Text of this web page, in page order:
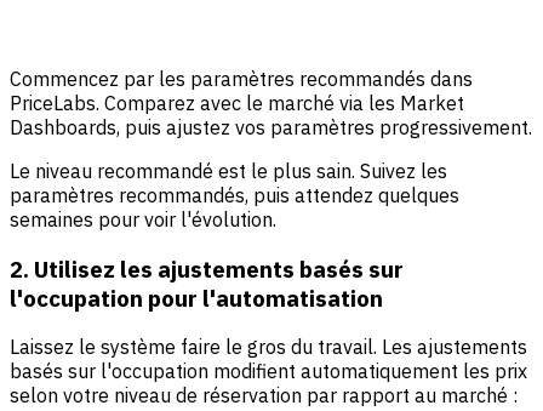
Commencez par les paramètres recommandés dans
PriceLabs. Comparez avec le marché via les Market
Dashboards, puis ajustez vos paramètres progressivement.
Le niveau recommandé est le plus sain. Suivez les
paramètres recommandés, puis attendez quelques
semaines pour voir l'évolution.
2. Utilisez les ajustements basés sur
l'occupation pour l'automatisation
Laissez le système faire le gros du travail. Les ajustements
basés sur l'occupation modifient automatiquement les prix
selon votre niveau de réservation par rapport au marché :